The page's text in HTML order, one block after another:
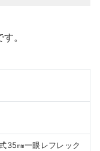
。
35㎜一眼レフレック